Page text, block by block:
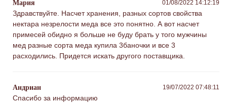
Мария 01/08/2022 14:12:19
Здравствуйте. Насчет хранения, разных сортов свойства
нектара незрелости меда все это понятно. А вот насчет
примесей обидно я больше не буду брать у того мужчины
мед разные сорта меда купила 3баночки и все 3
расходились. Придется искать другого поставщика.
Андриан 19/07/2022 07:48:11
Спасибо за информацию